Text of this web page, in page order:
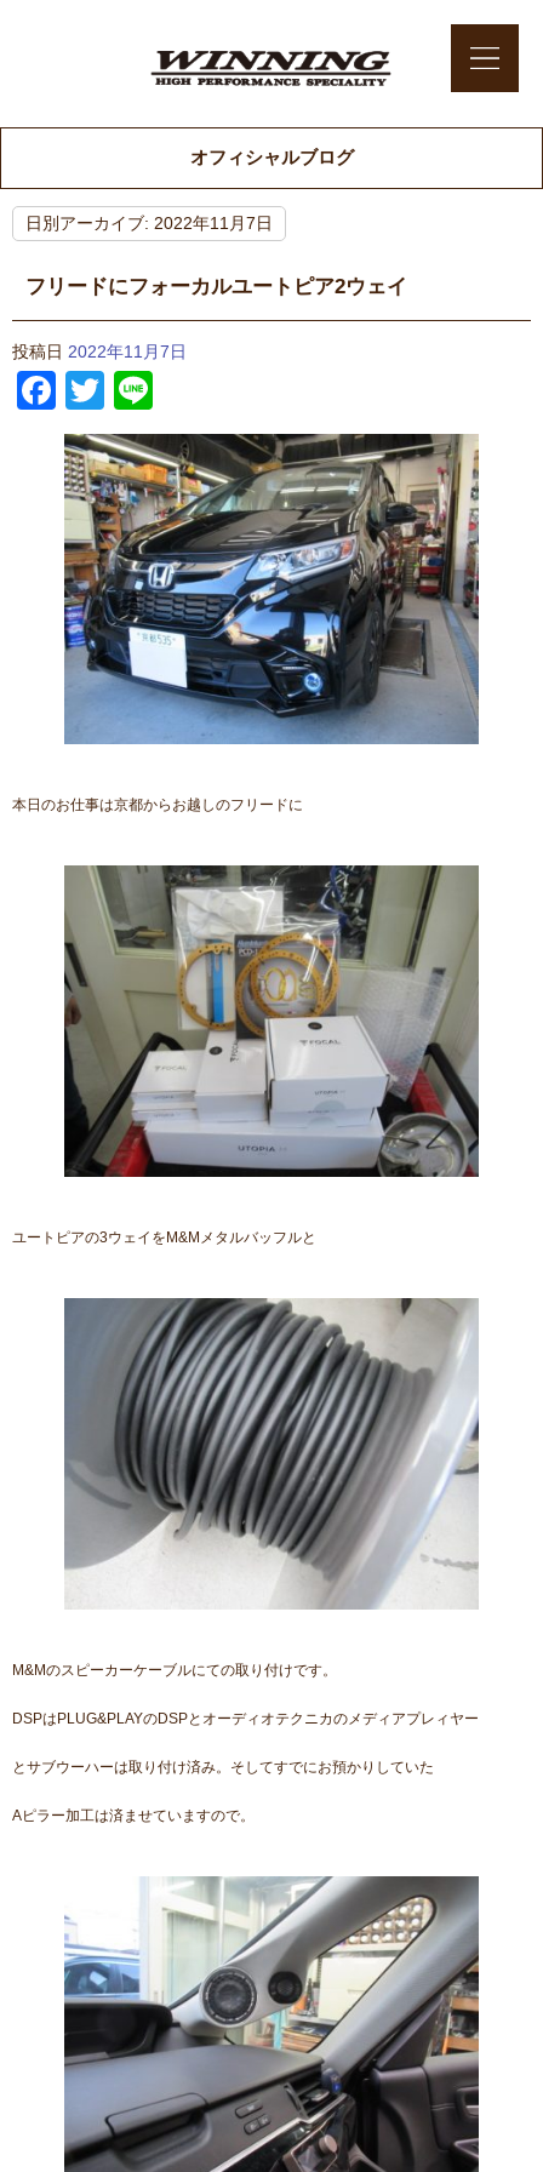
オフィシャルブログ
日別アーカイブ: 2022年11月7日
フリードにフォーカルユートピア2ウェイ
投稿日 2022年11月7日
Facebook
Twitter
本日のお仕事は京都からお越しのフリードに
ユートピアの3ウェイをM&Mメタルバッフルと
M&Mのスピーカーケーブルにての取り付けです。
DSPはPLUG&PLAYのDSPとオーディオテクニカのメディアプレィヤー
とサブウーハーは取り付け済み。そしてすでにお預かりしていた
Aピラー加工は済ませていますので。